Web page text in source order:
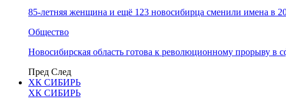
85-летняя женщина и ещё 123 новосибирца сменили имена в
Общество
Новосибирская область готова к революционному прорыву в
Пред След
ХК СИБИРЬ
ХК СИБИРЬ